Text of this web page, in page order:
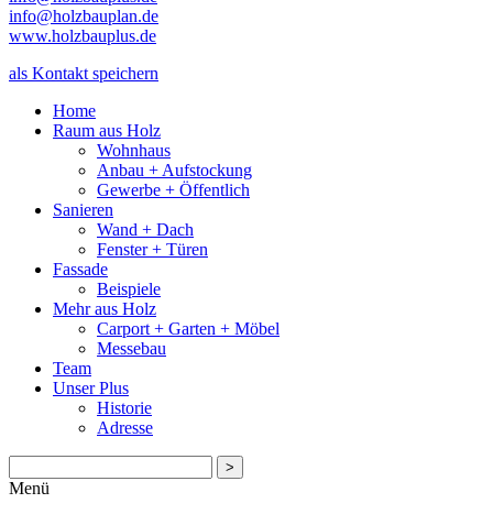
info@holzbauplan.de
www.holzbauplus.de
als Kontakt speichern
Home
Raum aus Holz
Wohnhaus
Anbau + Aufstockung
Gewerbe + Öffentlich
Sanieren
Wand + Dach
Fenster + Türen
Fassade
Beispiele
Mehr aus Holz
Carport + Garten + Möbel
Messebau
Team
Unser Plus
Historie
Adresse
>
Menü